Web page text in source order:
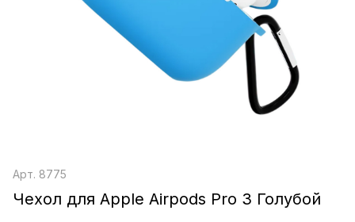
Арт. 8775
Чехол для Apple Airpods Pro 3 Голубой